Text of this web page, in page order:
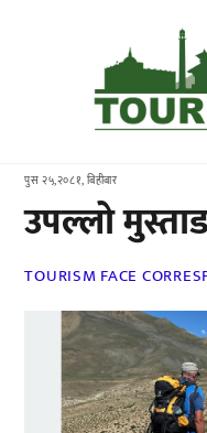
पुस २५,२०८१, बिहीबार
उपल्लो
TOURISM FACE